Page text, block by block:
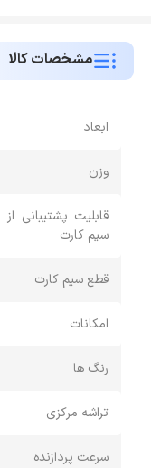
مشخصات کالا
ابعاد
وزن
قابلیت پشتیبانی از
سیم کارت
قطع سیم کارت
امکانات
رنگ‌ ها
تراشه مرکزی
سرعت پردازنده